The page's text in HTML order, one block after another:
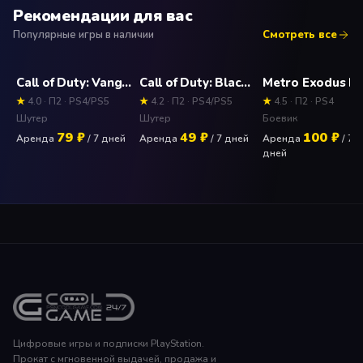
Управлять игрой PS4 можно с помощью PS Vita
Расширенные игровые функции на консоли PS4 Pro
Рекомендации для вас
Популярные игры в наличии Смотреть все
Call of Duty: Vanguard Прокат и аренда игры 7 дней
★ 4.0 · П2 · PS4/PS5
Шутер
Аренда 79 ₽/ 7 дней
Call of Duty: Black Ops Cold War Прокат и аренда игры 7 дней
★ 4.2 · П2 · PS4/PS5
Шутер
Аренда 49 ₽/ 7 дней
★ 4.5 · П2 · PS4
Боевик
Аренда 100 ₽/ 7
дней
Цифровые игры и подписки PlayStation.
Прокат с мгновенной выдачей, продажа и